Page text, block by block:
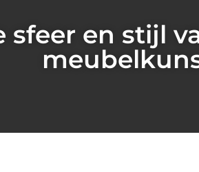
sfeer en stijl